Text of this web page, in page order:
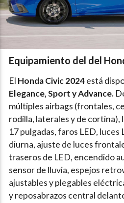
Equipamiento del del
El Honda Civic 2024está
Elegance, Sport y Advance.
múltiples airbags (frontales,
rodilla, laterales y de cortina),
17 pulgadas, faros LED, luces
diurna, ajuste de luces
traseros de LED, encendido
sensor de lluvia, espejos
ajustables y plegables
y reposabrazos central